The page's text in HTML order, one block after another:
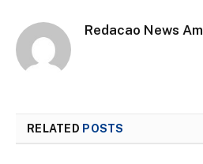
Redacao News Am
RELATED POSTS